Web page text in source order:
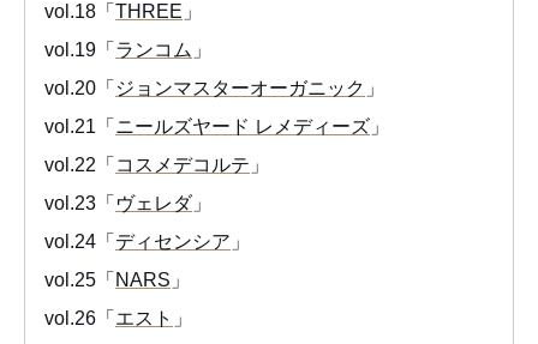
vol.18「 THREE 」
vol.19「 ランコム 」
vol.20「 ジョンマスターオーガニック 」
vol.21「 ニールズヤード レメディーズ 」
vol.22「 コスメデコルテ 」
vol.23「 ヴェレダ」
vol.24「 ディセンシア 」
vol.25「 NARS 」
vol.26「 エスト 」